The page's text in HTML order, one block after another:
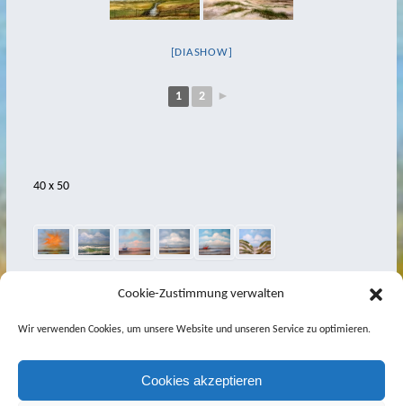
Cookie-Zustimmung verwalten
Wir verwenden Cookies, um unsere Website und unseren Service zu optimieren.
Cookies akzeptieren
[DIASHOW]
1 2 ►
40 x 50